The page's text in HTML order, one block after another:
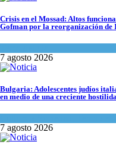
Crisis en el Mossad: Altos
Gofman por la reorganización de
7 agosto 2026
Bulgaria: Adolescentes judíos
en medio de una creciente
7 agosto 2026